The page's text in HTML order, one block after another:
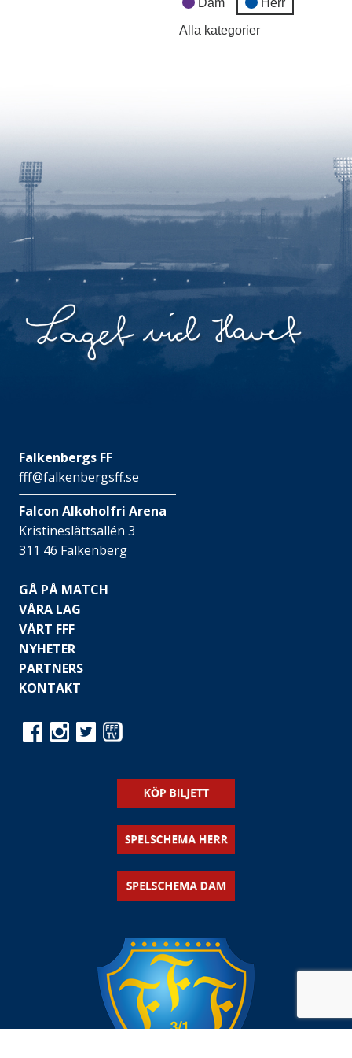
Alla kategorier
Falkenbergs FF
fff@falkenbergsff.se
Falcon Alkoholfri Arena
Kristineslättsallén 3
311 46 Falkenberg
GÅ PÅ MATCH
VÅRA LAG
VÅRT FFF
NYHETER
PARTNERS
KONTAKT